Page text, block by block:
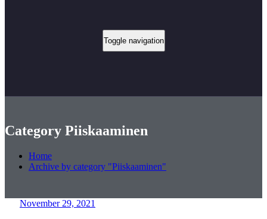
Toggle navigation
Category Piiskaaminen
Home
Archive by category "Piiskaaminen"
November 29, 2021